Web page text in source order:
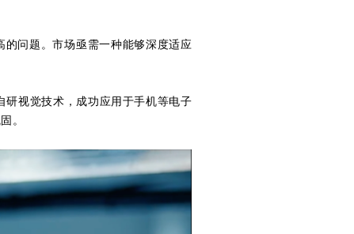
问题。市场亟需一种能够深度适应
研视觉技术，成功应用于手机等电子
。